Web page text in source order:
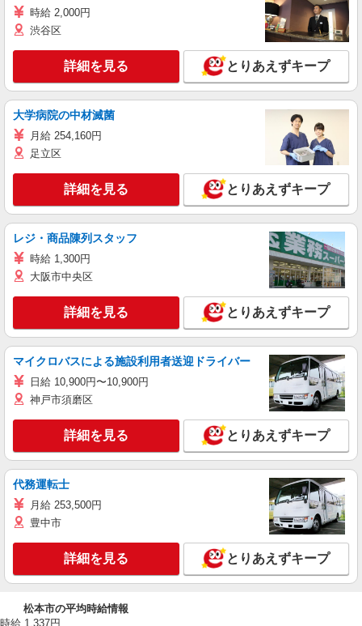
時給 2,000円
渋谷区
詳細を見る とりあえずキープ
大学病院の中材滅菌
月給 254,160円
足立区
詳細を見る とりあえずキープ
レジ・商品陳列スタッフ
時給 1,300円
大阪市中央区
詳細を見る とりあえずキープ
マイクロバスによる施設利用者送迎ドライバー
日給 10,900円〜10,900円
神戸市須磨区
詳細を見る とりあえずキープ
代務運転士
月給 253,500円
豊中市
詳細を見る とりあえずキープ
松本市の平均時給情報
時給 1,337円